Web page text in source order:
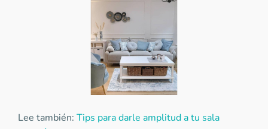
Lee también: Tips para darle amplitud a tu sala